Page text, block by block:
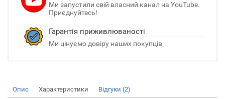
Ми запустили свій власний канал на YouTube.
Приєднуйтесь!
Гарантія приживлюваності
Ми цінуємо довіру наших покупців
Опис Характеристики Відгуки (2)